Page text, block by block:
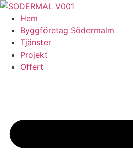
Skip
content
Hem
Byggföretag Södermalm
Tjänster
Projekt
Offert